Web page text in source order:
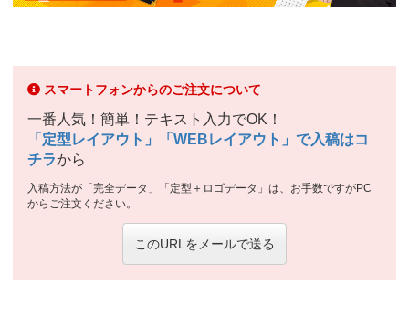
スマートフォンからのご注文について
一番人気！簡単！テキスト入力でOK！
「定型レイアウト」「WEBレイアウト」で入稿はコ
チラから
入稿方法が「完全データ」「定型＋ロゴデータ」は、お手数ですがPC
からご注文ください。
このURLをメールで送る